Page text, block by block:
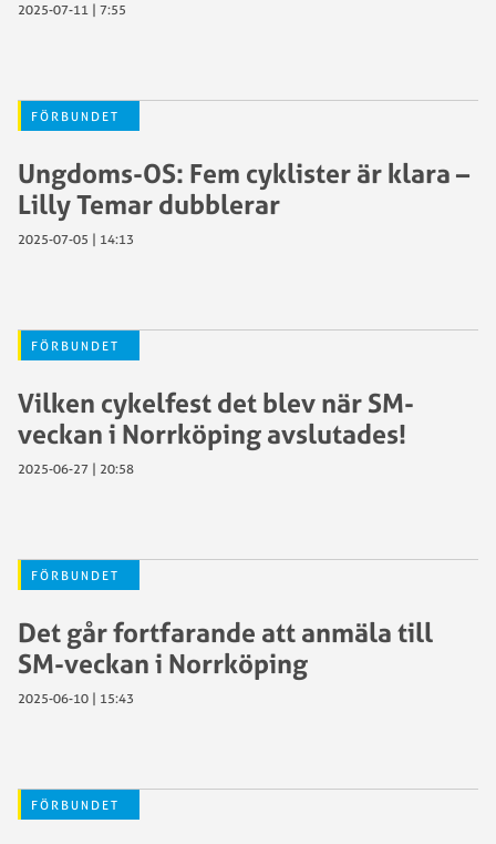
2025-07-11 | 7:55
FÖRBUNDET
Ungdoms-OS: Fem cyklister är klara –
Lilly Temar dubblerar
2025-07-05 | 14:13
FÖRBUNDET
Vilken cykelfest det blev när SM-
veckan i Norrköping avslutades!
2025-06-27 | 20:58
FÖRBUNDET
Det går fortfarande att anmäla till
SM-veckan i Norrköping
2025-06-10 | 15:43
FÖRBUNDET